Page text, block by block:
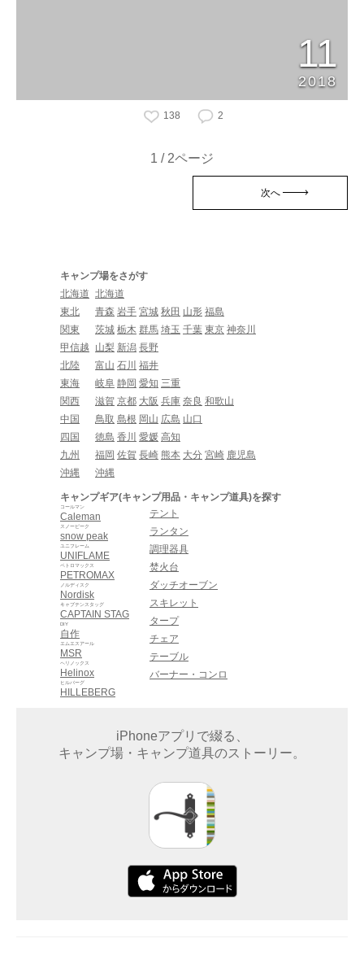
11
2018
138 2
1 / 2ページ
次へ
キャンプ場をさがす
北海道 北海道
東北
青森 岩手 宮城 秋田 山形 福島
関東
茨城 栃木 群馬 埼玉 千葉 東京 神奈川
甲信越
山梨 新潟 長野
北陸
富山 石川 福井
東海
岐阜 静岡 愛知 三重
関西
滋賀 京都 大阪 兵庫 奈良 和歌山
中国
鳥取 島根 岡山 広島 山口
四国
徳島 香川 愛媛 高知
九州
福岡 佐賀 長崎 熊本 大分 宮崎 鹿児島
沖縄
沖縄
キャンプギア(キャンプ用品・キャンプ道具)を探す
Caleman
コールマン
snow peak
スノーピーク
UNIFLAME
ユニフレーム
PETROMAX
ペトロマックス
Nordisk
ノルディスク
CAPTAIN STAG
キャプテンスタッグ
自作
DIY
MSR
エムエスアール
Helinox
ヘリノックス
HILLEBERG
ヒルバーグ
テント
ランタン
調理器具
焚火台
ダッチオーブン
スキレット
タープ
チェア
テーブル
バーナー・コンロ
iPhoneアプリで綴る、
キャンプ場・キャンプ道具のストーリー。